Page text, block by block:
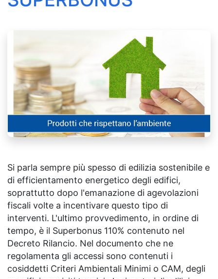
Si parla sempre più spesso di edilizia sostenibile e
di efficientamento energetico degli edifici,
soprattutto dopo l'emanazione di agevolazioni
fiscali volte a incentivare questo tipo di
interventi. L'ultimo provvedimento, in ordine di
tempo, è il Superbonus 110% contenuto nel
Decreto Rilancio. Nel documento che ne
regolamenta gli accessi sono contenuti i
cosiddetti Criteri Ambientali Minimi o CAM, degli